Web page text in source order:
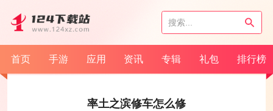
首页 手游 应用 资讯 专辑 礼包 排行榜
率土之滨修车怎么修